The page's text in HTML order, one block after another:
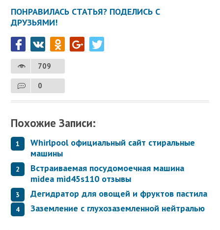
ПОНРАВИЛАСЬ СТАТЬЯ? ПОДЕЛИСЬ С
ДРУЗЬЯМИ!
709
0
Похожие Записи:
Whirlpool официальный сайт стиральные
машины
Встраиваемая посудомоечная машина
midea mid45s110 отзывы
Дегидратор для овощей и фруктов пастила
Заземление с глухозаземленной нейтралью